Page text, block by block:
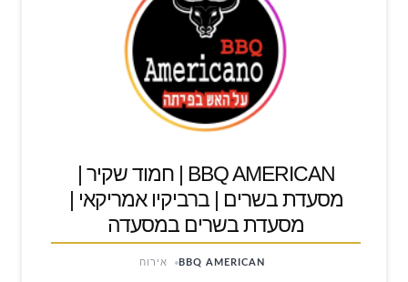
BBQ AMERICAN | חמוד שקיר |
מסעדת בשרים | ברביקיו אמריקאי |
מסעדת בשרים במסעדה
BBQ AMERICAN אירוח